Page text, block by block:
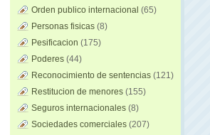
Orden publico internacional (65)
Personas fisicas (8)
Pesificacion (175)
Poderes (44)
Reconocimiento de sentencias (121)
Restitucion de menores (155)
Seguros internacionales (8)
Sociedades comerciales (207)